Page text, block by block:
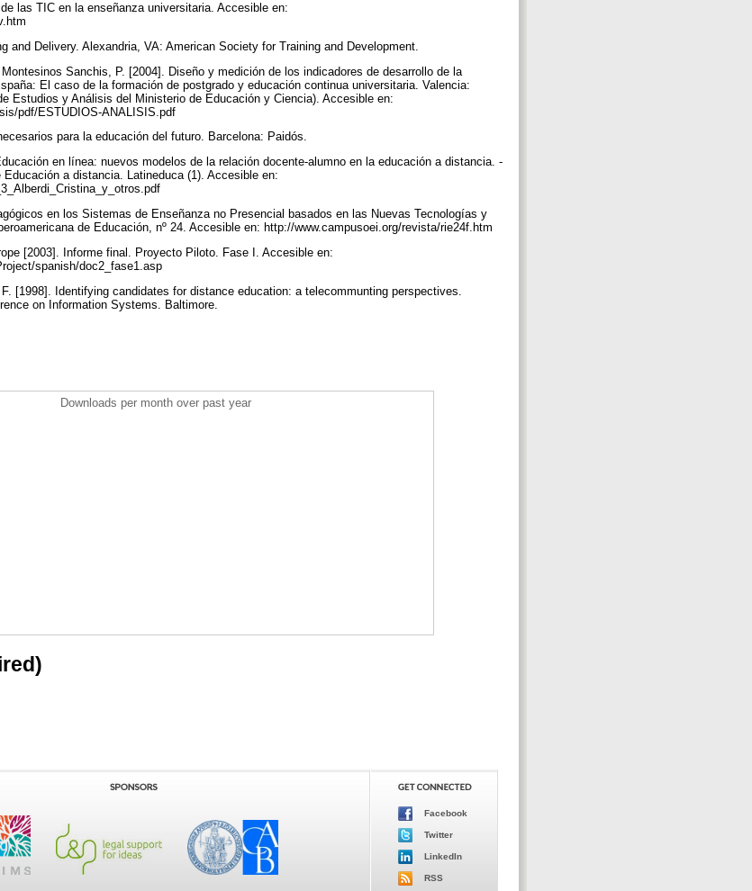
las TIC en la enseñanza universitaria. Accesible en:
and Delivery. Alexandria, VA: American Society for Training and Development.
Sanchis, P. [2004]. Diseño y medición de los indicadores de desarrollo de la
El caso de la formación de postgrado y educación continua universitaria. Valencia:
Estudios y Análisis del Ministerio de Educación y Ciencia). Accesible en:
pdf/ESTUDIOS-ANALISIS.pdf
para la educación del futuro. Barcelona: Paidós.
en línea: nuevos modelos de la relación docente-alumno en la educación a distancia. -
a distancia. Latineduca (1). Accesible en:
en los Sistemas de Enseñanza no Presencial basados en las Nuevas Tecnologías y
de Educación, nº 24. Accesible en: http://www.campusoei.org/revista/rie24f.htm
[2003]. Informe final. Proyecto Piloto. Fase I. Accesible en:
spanish/doc2_fase1.asp
[1998]. Identifying candidates for distance education: a telecommunting perspectives.
on Information Systems. Baltimore.
Downloads per month over past year
Facebook
Twitter
LinkedIn
RSS